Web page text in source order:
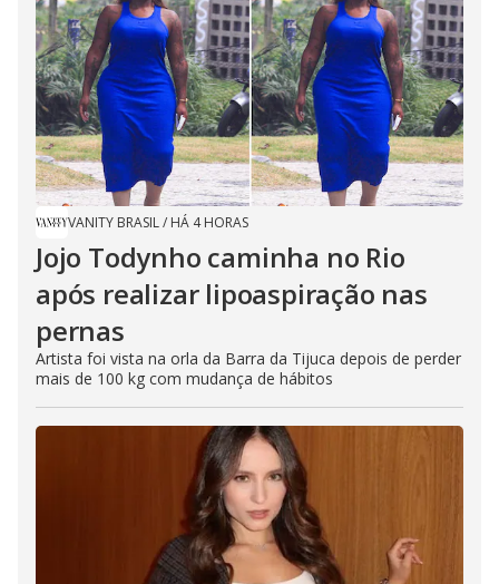
VANITY BRASIL/ HÁ 4 HORAS
Jojo Todynho caminha no Rio
após realizar lipoaspiração nas
pernas
Artista foi vista na orla da Barra da Tijuca depois de perder
mais de 100 kg com mudança de hábitos